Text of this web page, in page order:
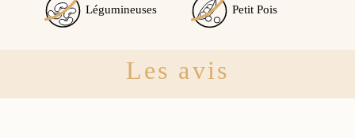
Légumineuses Petit Pois
Les avis